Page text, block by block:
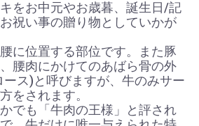
をお中元やお歳暮、誕生日/記
祝い事の贈り物としていかが
に位置する部位です。また豚
腰肉にかけてのあばら骨の外
ス)と呼びますが、牛のみサー
をされます。
でも「牛肉の王様」と評され